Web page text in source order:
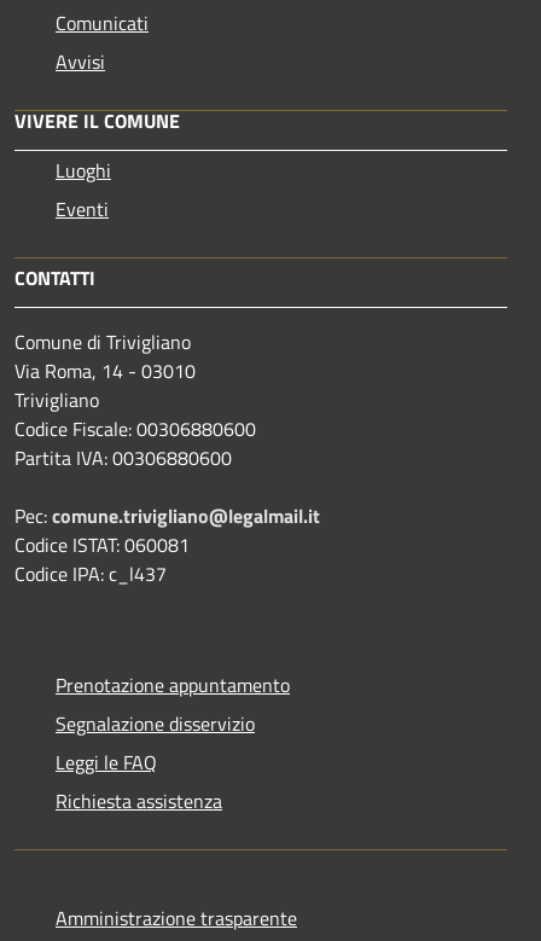
Comunicati
Avvisi
VIVERE IL COMUNE
Luoghi
Eventi
CONTATTI
Comune di Trivigliano
Via Roma, 14 - 03010
Trivigliano
Codice Fiscale: 00306880600
Partita IVA: 00306880600
Pec:comune.trivigliano@legalmail.it
Codice ISTAT: 060081
Codice IPA: c_l437
Prenotazione appuntamento
Segnalazione disservizio
Leggi le FAQ
Richiesta assistenza
Amministrazione trasparente